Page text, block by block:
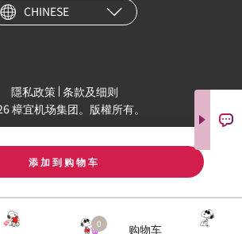
0 购物车
添加到购物车
CHINESE
隱私政策 条款及细则
樟宜机场集团。版權所有。